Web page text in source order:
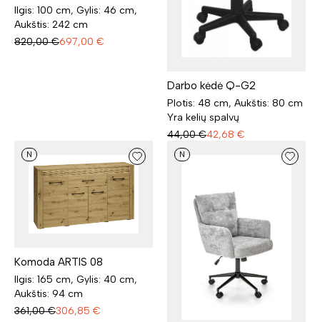
Ilgis: 100 cm, Gylis: 46 cm,
Aukštis: 242 cm
820,00 €697,00 €
Darbo kėdė Q-G2
Plotis: 48 cm, Aukštis: 80 cm
Yra kelių spalvų
44,00 €42,68 €
N
Komoda ARTIS 08
Ilgis: 165 cm, Gylis: 40 cm,
Aukštis: 94 cm
361,00 €306,85 €
N